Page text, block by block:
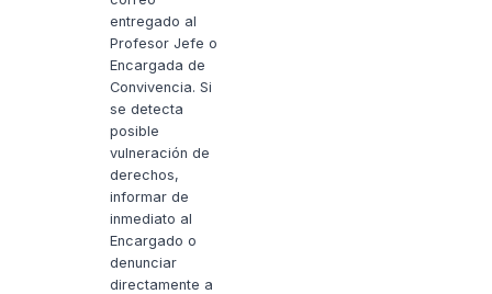
entregado al
Profesor Jefe o
Encargada de
Convivencia. Si
se detecta
posible
vulneración de
derechos,
informar de
inmediato al
Encargado o
denunciar
directamente a